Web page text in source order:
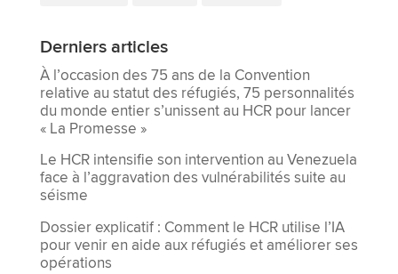
Derniers articles
À l’occasion des 75 ans de la Convention
relative au statut des réfugiés, 75 personnalités
du monde entier s’unissent au HCR pour lancer
« La Promesse »
Le HCR intensifie son intervention au Venezuela
face à l’aggravation des vulnérabilités suite au
séisme
Dossier explicatif : Comment le HCR utilise l’IA
pour venir en aide aux réfugiés et améliorer ses
opérations